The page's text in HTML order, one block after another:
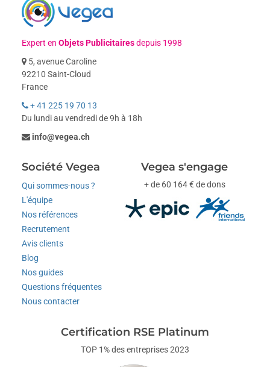
Expert enObjets Publicitairesdepuis 1998
5, avenue Caroline
92210 Saint-Cloud
France
+ 41 225 19 70 13
Du lundi au vendredi de 9h à 18h
info@vegea.ch
Société Vegea
Qui sommes-nous ?
L'équipe
Nos références
Recrutement
Avis clients
Blog
Nos guides
Questions fréquentes
Nous contacter
Vegea s'engage
+ de 60 164 € de dons
Certification RSE Platinum
TOP 1% des entreprises 2023